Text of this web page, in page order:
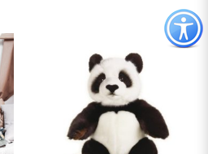
כפתור
לפתיחת
תפריט
נגישות